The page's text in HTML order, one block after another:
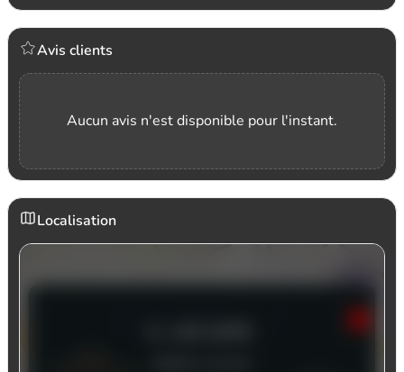
Avis clients
Aucun avis n'est disponible pour l'instant.
Localisation